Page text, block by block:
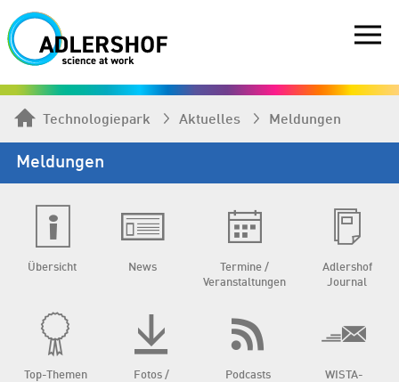
Technologiepark Aktuelles Meldungen
Meldungen
Übersicht News
Termine /
Veranstaltungen
Adlershof
Journal
Top-Themen
Fotos /
Podcasts
WISTA-